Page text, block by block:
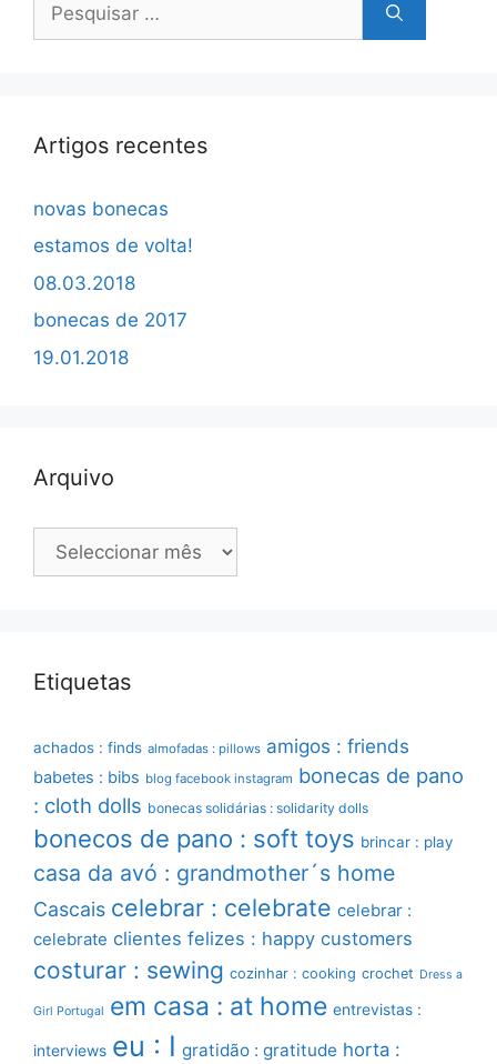
por:
Artigos recentes
novas bonecas
estamos de volta!
08.03.2018
bonecas de 2017
19.01.2018
Arquivo
Arquivo
Etiquetas
achados : finds almofadas : pillows amigos : friends
babetes : bibs blog facebook instagram bonecas de pano
: cloth dolls bonecas solidárias : solidarity dolls
bonecos de pano : soft toys brincar : play
casa da avó : grandmother´s home
Cascais celebrar : celebrate celebrar :
celebrate clientes felizes : happy customers
costurar : sewing cozinhar : cooking crochet Dress a
Girl Portugal em casa : at home entrevistas :
interviews eu : I gratidão : gratitude horta :